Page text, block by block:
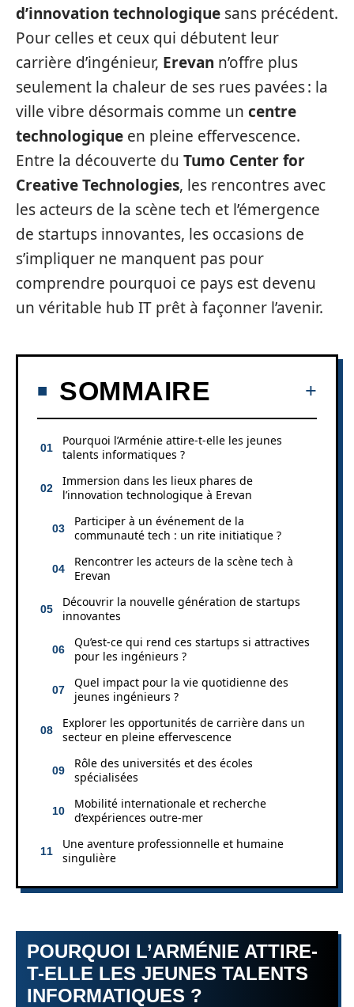
d’innovation technologique sans précédent.
Pour celles et ceux qui débutent leur
carrière d’ingénieur, Erevan n’offre plus
seulement la chaleur de ses rues pavées : la
ville vibre désormais comme un centre
technologique en pleine effervescence.
Entre la découverte du Tumo Center for
Creative Technologies, les rencontres avec
les acteurs de la scène tech et l’émergence
de startups innovantes, les occasions de
s’impliquer ne manquent pas pour
comprendre pourquoi ce pays est devenu
un véritable hub IT prêt à façonner l’avenir.
SOMMAIRE
Pourquoi l’Arménie attire-t-elle les jeunes
talents informatiques ?
Immersion dans les lieux phares de
l’innovation technologique à Erevan
Participer à un événement de la
communauté tech : un rite initiatique ?
Rencontrer les acteurs de la scène tech à
Erevan
Découvrir la nouvelle génération de startups
innovantes
Qu’est-ce qui rend ces startups si attractives
pour les ingénieurs ?
Quel impact pour la vie quotidienne des
jeunes ingénieurs ?
Explorer les opportunités de carrière dans un
secteur en pleine effervescence
Rôle des universités et des écoles
spécialisées
Mobilité internationale et recherche
d’expériences outre-mer
Une aventure professionnelle et humaine
singulière
POURQUOI L’ARMÉNIE ATTIRE-
T-ELLE LES JEUNES TALENTS
INFORMATIQUES ?